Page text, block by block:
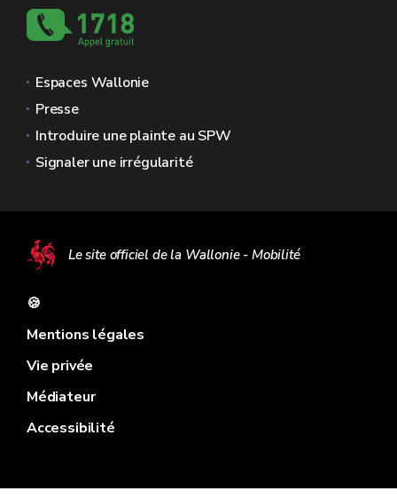
Espaces Wallonie
Presse
Introduire une plainte au SPW
Signaler une irrégularité
Le site officiel de la Wallonie - Mobilité
🍪
Mentions légales
Vie privée
Médiateur
Accessibilité